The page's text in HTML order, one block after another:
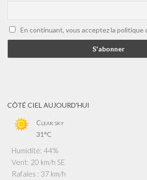
En continuant, vous acceptez la politique
CÔTÉ CIEL AUJOURD'HUI
Clear sky
31°C
Humidité: 44%
Vent: 20 km/h SE
Rafales : 37 km/h